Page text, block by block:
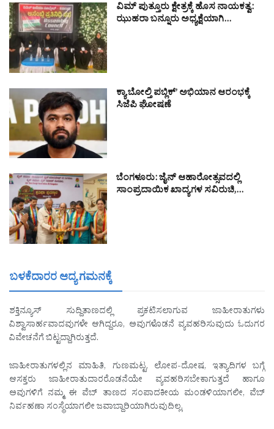
ವಿಮ್ ಪುತ್ತೂರು ಕ್ಷೇತ್ರಕ್ಕೆ ಹೊಸ ನಾಯಕತ್ವ:
ಝುಹರಾ ಬನ್ನೂರು ಅಧ್ಯಕ್ಷೆಯಾಗಿ…
ಕ್ಯಾ ಬೋಲ್ತಿ ಪಬ್ಲಿಕ್’ ಅಭಿಯಾನ ಆರಂಭಕ್ಕೆ
ಸಿಜೆಪಿ ಘೋಷಣೆ
ಬೆಂಗಳೂರು: ಜೈನ್ ಆಹಾರೋತ್ಸವದಲ್ಲಿ
ಸಾಂಪ್ರದಾಯಿಕ ಖಾದ್ಯಗಳ ಸವಿರುಚಿ,…
ಬಳಕೆದಾರರ ಆದ್ಯ ಗಮನಕ್ಕೆ
ಶಕ್ತಿನ್ಯೂಸ್ ಸುದ್ದಿತಾಣದಲ್ಲಿ ಪ್ರಕಟಿಸಲಾಗುವ ಜಾಹೀರಾತುಗಳು
ವಿಶ್ವಾಸಾರ್ಹವಾದವುಗಳೇ ಆಗಿದ್ದರೂ, ಅವುಗಳೊಡನೆ ವ್ಯವಹರಿಸುವುದು ಓದುಗರ
ವಿವೇಚನೆಗೆ ಬಿಟ್ಟದ್ದಾಗಿರುತ್ತದೆ.
ಜಾಹೀರಾತುಗಳಲ್ಲಿನ ಮಾಹಿತಿ, ಗುಣಮಟ್ಟ, ಲೋಪ-ದೋಷ, ಇತ್ಯಾದಿಗಳ ಬಗ್ಗೆ
ಆಸಕ್ತರು ಜಾಹೀರಾತುದಾರರೊಡನೆಯೇ ವ್ಯವಹರಿಸಬೇಕಾಗುತ್ತದೆ ಹಾಗೂ
ಅವುಗಳಿಗೆ ನಮ್ಮ ಈ ವೆಬ್ ತಾಣದ ಸಂಪಾದಕೀಯ ಮಂಡಳಿಯಾಗಲೀ, ವೆಬ್
ನಿರ್ವಹಣಾ ಸಂಸ್ಥೆಯಾಗಲೀ ಜವಾಬ್ದಾರಿಯಾಗಿರುವುದಿಲ್ಲ.